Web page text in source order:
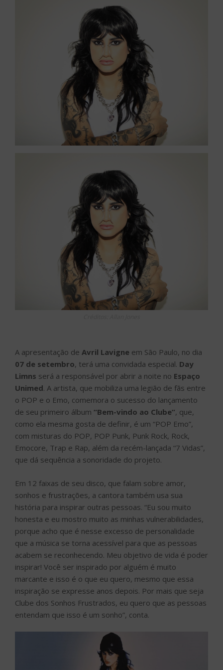
A apresentação de Avril Lavigne em São Paulo, no dia
07 de setembro, terá uma convidada especial. Day
Limns será a responsável por abrir a noite no Espaço
Unimed. A artista, que mobiliza uma legião de fãs entre
o POP e o Emo, comemora o sucesso do lançamento
de seu primeiro álbum “Bem-vindo ao Clube”, que,
como ela mesma gosta de definir, é um “POP Emo”,
com misturas do POP, POP Punk, Punk Rock, Rock,
Emocore, Trap e Rap, além da recém-lançada “7 Vidas”,
que dá sequência a sonoridade do projeto.
Em 12 faixas de seu disco, que falam sobre amor,
sonhos e frustrações, a cantora também usa sua
história para inspirar outras pessoas. “Eu sou muito
honesta e eu mostro muito as minhas vulnerabilidades,
porque acho que é nesse excesso de personalidade
que a música se torna acessível para que as pessoas
acabem se reconhecendo. Meu objetivo de vida é poder
inspirar! Você ser inspirado por alguém é muito
marcante e isso é o que eu quero, mesmo que essa
inspiração se expresse anos depois. Por mais que seja
Clube dos Sonhos Frustrados, eu quero que as pessoas
entendam que isso é um sonho”, conta.